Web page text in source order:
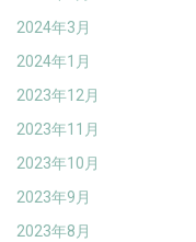
2024年3月
2024年1月
2023年12月
2023年11月
2023年10月
2023年9月
2023年8月